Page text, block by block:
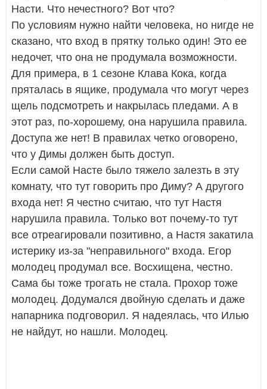
Насти. Что нечестного? Вот что?
По условиям нужно найти человека, но нигде не
сказано, что вход в прятку только один! Это ее
недочет, что она не продумала возможности.
Для примера, в 1 сезоне Клава Кока, когда
пряталась в ящике, продумала что могут через
щель подсмотреть и накрылась пледами. А в
этот раз, по-хорошему, она нарушила правила.
Доступа же нет! В правилах четко оговорено,
что у Димы должен быть доступ.
Если самой Насте было тяжело залезть в эту
комнату, что тут говорить про Диму? А другого
входа нет! Я честно считаю, что тут Настя
нарушила правила. Только вот почему-то тут
все отреагировали позитивно, а Настя закатила
истерику из-за "неправильного" входа. Егор
молодец продумал все. Восхищена, честно.
Сама бы тоже трогать не стала. Прохор тоже
молодец. Додумался двойную сделать и даже
напарника подговорил. Я надеялась, что Илью
не найдут, но нашли. Молодец.